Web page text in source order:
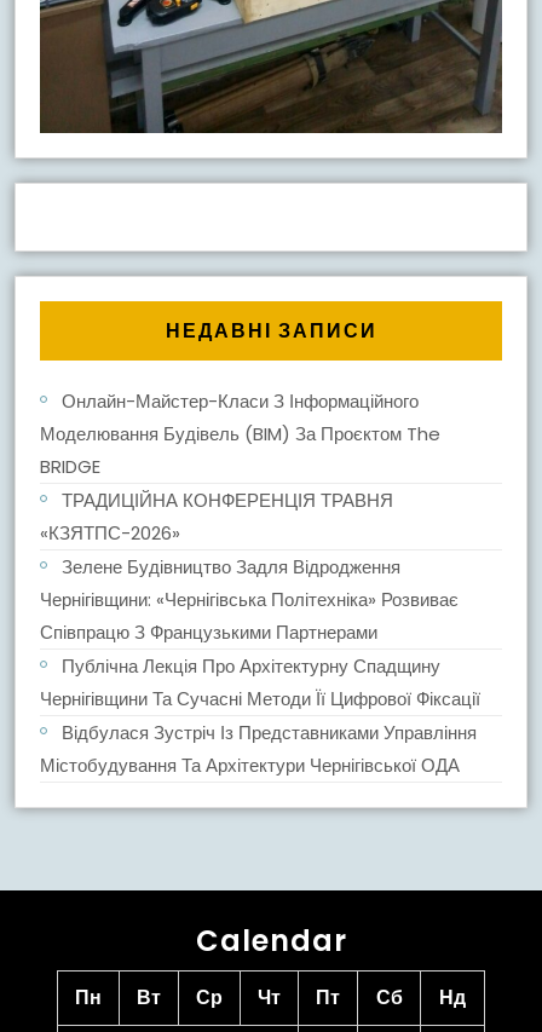
НЕДАВНІ ЗАПИСИ
Онлайн-Майстер-Класи З Інформаційного
Моделювання Будівель (BIM) За Проєктом The
BRIDGE
ТРАДИЦІЙНА КОНФЕРЕНЦІЯ ТРАВНЯ
«КЗЯТПС-2026»
Зелене Будівництво Задля Відродження
Чернігівщини: «Чернігівська Політехніка» Розвиває
Співпрацю З Французькими Партнерами
Публічна Лекція Про Архітектурну Спадщину
Чернігівщини Та Сучасні Методи Її Цифрової Фіксації
Відбулася Зустріч Із Представниками Управління
Містобудування Та Архітектури Чернігівської ОДА
Calendar
Пн Вт Ср Чт Пт Сб
Нд